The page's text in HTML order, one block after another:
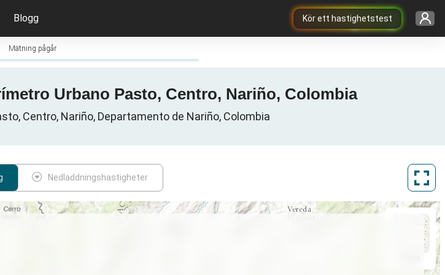
Kör ett hastighetstest
Blogg
Mätning pågår
Urbano Pasto, Centro, Nariño, Colombia
Centro, Nariño, Departamento de Nariño, Colombia
Nedladdningshastigheter